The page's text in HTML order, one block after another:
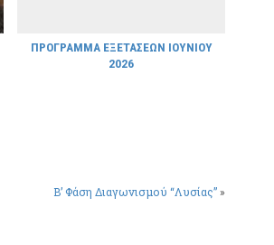
ΠΡΟΓΡΑΜΜΑ ΕΞΕΤΑΣΕΩΝ ΙΟΥΝΙΟΥ
2026
Β’ Φάση Διαγωνισμού “Λυσίας” »